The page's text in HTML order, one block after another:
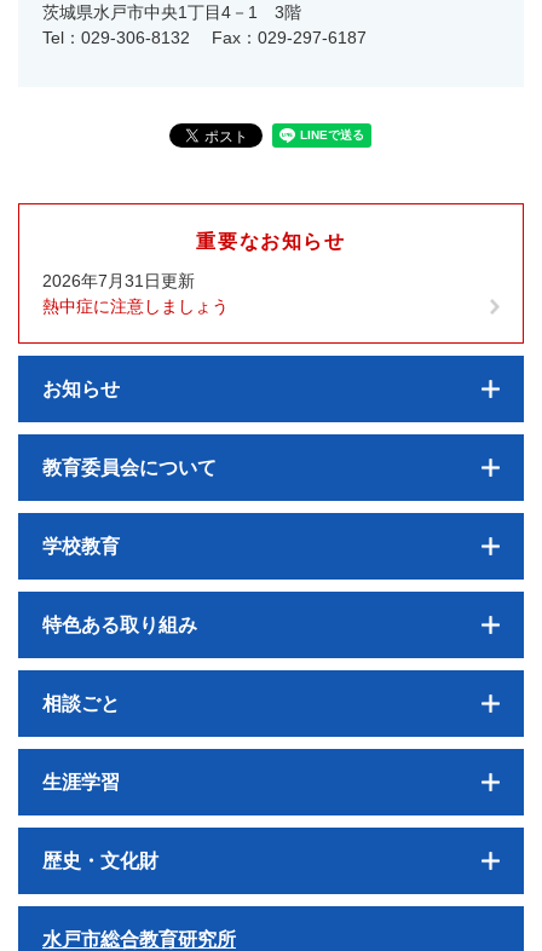
茨城県水戸市中央1丁目4－1 3階
Tel：029-306-8132
Fax：029-297-6187
重要なお知らせ
2026年7月31日更新
熱中症に注意しましょう
お知らせ
教育委員会について
学校教育
特色ある取り組み
相談ごと
生涯学習
歴史・文化財
水戸市総合教育研究所